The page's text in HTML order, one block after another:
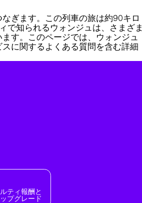
ぎます。この列車の旅は約90キロ
で知られるウォンジュは、さまざま
す。このページでは、ウォンジュ
に関するよくある質問を含む詳細
ティ報酬と
プグレード